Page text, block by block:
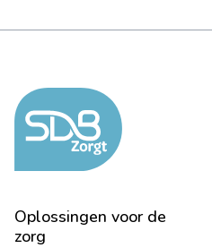
Oplossingen voor de
zorg